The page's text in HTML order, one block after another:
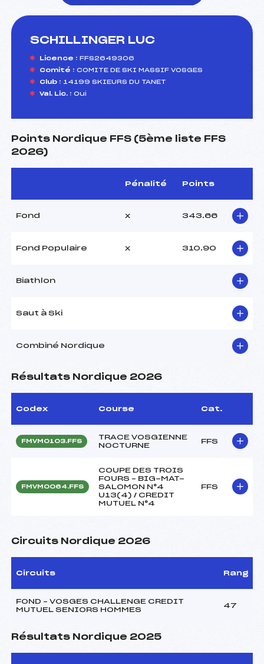
SCHILLINGER LUC
Licence : FFS2649306
Comité : COMITE DE SKI MASSIF VOSGES
Club : 14199 SKIEURS DU TANET
Val. Lic. : Oui
Points Nordique FFS (5ème liste FFS
2026)
Pénalité Points
Fond x 343.66
Fond Populaire x 310.90
Biathlon
Saut à Ski
Combiné Nordique
Résultats Nordique 2026
Codex Course Cat.
FMVM0103.FFS
TRACE VOSGIENNE
NOCTURNE
FFS
FMVM0064.FFS
COUPE DES TROIS
FOURS – BIG-MAT-
SALOMON N°4
U13(4) / CREDIT
MUTUEL N°4
FFS
Circuits Nordique 2026
Circuits Rang
FOND – VOSGES CHALLENGE CREDIT
MUTUEL SENIORS HOMMES
47
Résultats Nordique 2025